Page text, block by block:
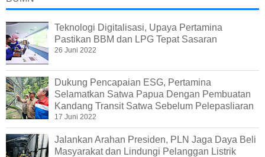
Teknologi Digitalisasi, Upaya Pertamina
Pastikan BBM dan LPG Tepat Sasaran
26 Juni 2022
Dukung Pencapaian ESG, Pertamina
Selamatkan Satwa Papua Dengan Pembuatan
Kandang Transit Satwa Sebelum Pelepasliaran
17 Juni 2022
Jalankan Arahan Presiden, PLN Jaga Daya Beli
Masyarakat dan Lindungi Pelanggan Listrik